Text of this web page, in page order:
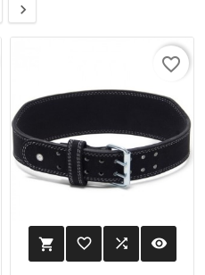

 favorite_border  visibility
favorite_border